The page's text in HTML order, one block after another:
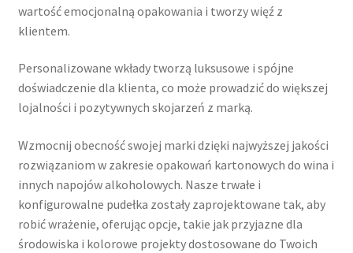
wartość emocjonalną opakowania i tworzy więź z
klientem.
Personalizowane wkłady tworzą luksusowe i spójne
doświadczenie dla klienta, co może prowadzić do większej
lojalności i pozytywnych skojarzeń z marką.
Wzmocnij obecność swojej marki dzięki najwyższej jakości
rozwiązaniom w zakresie opakowań kartonowych do wina i
innych napojów alkoholowych. Nasze trwałe i
konfigurowalne pudełka zostały zaprojektowane tak, aby
robić wrażenie, oferując opcje, takie jak przyjazne dla
środowiska i kolorowe projekty dostosowane do Twoich